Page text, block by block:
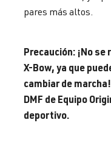
pares más altos.
Precaución: ¡No se
X-Bow, ya que
cambiar de
DMF de Equipo
deportivo.